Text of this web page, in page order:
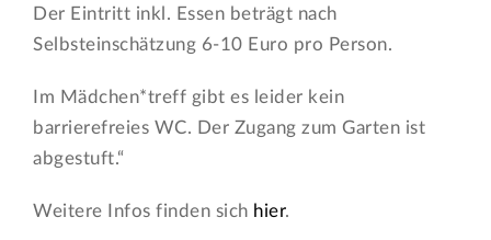
Der Eintritt inkl. Essen beträgt nach
Selbsteinschätzung 6-10 Euro pro Person.
Im Mädchen*treff gibt es leider kein
barrierefreies WC. Der Zugang zum Garten ist
abgestuft.“
Weitere Infos finden sich hier.